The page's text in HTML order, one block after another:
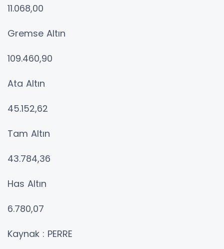
11.068,00
Gremse Altın
109.460,90
Ata Altın
45.152,62
Tam Altın
43.784,36
Has Altın
6.780,07
Kaynak : PERRE